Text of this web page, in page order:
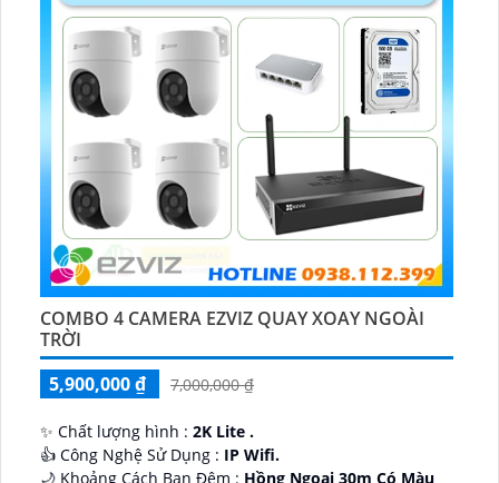
COMBO 4 CAMERA EZVIZ QUAY XOAY NGOÀI
TRỜI
5,900,000 ₫
7,000,000 ₫
✨ Chất lượng hình : 2K Lite .
👍 Công Nghệ Sử Dụng : IP Wifi.
🌙 Khoảng Cách Ban Đêm : Hồng Ngoại 30m Có Màu